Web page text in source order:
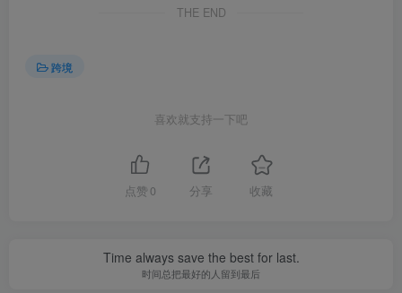
THE END
跨境
喜欢就支持一下吧
点赞 0 分享 收藏
Time always save the best for last.
时间总把最好的人留到最后